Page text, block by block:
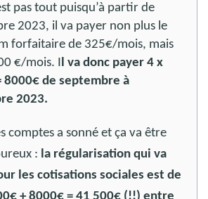
pas tout puisqu’à partir de
2023, il va payer non plus le
forfaitaire de 325€/mois, mais
€/mois. I
l va donc payer 4 x
8000€ de septembre à
2023.
comptes a sonné et ça va être
: la régularisation qui va
les cotisations sociales est de
+ 8000€ = 41 500€ (!!) entre